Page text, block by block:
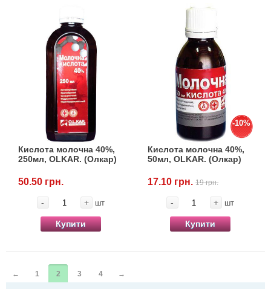
Кислота молочна 40%,
250мл, OLKAR. (Олкар)
50.50 грн.
- + шт
Купити
-10%
Кислота молочна 40%,
50мл, OLKAR. (Олкар)
17.10 грн.19 грн.
- + шт
Купити
← 1 2 3 4 →